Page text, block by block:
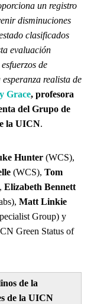
un registro
disminuciones
clasificados
evaluación
de
realista de
Grace, profesora
del Grupo de
la UICN.
Hunter (WCS),
(WCS), Tom
Elizabeth Bennett
Matt Linkie
Group) y
Green Status of
de la
de la UICN